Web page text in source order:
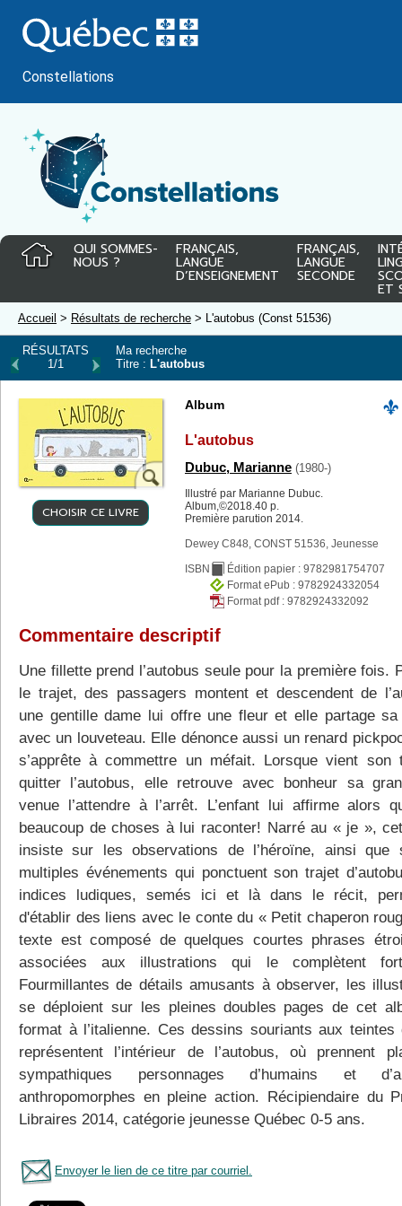
au
contenu
Constellations
QUI SOMMES-
NOUS ?
FRANÇAIS,
LANGUE
D’ENSEIGNEMENT
FRANÇAIS,
LANGUE
SECONDE
ET
Accueil > Résultats de recherche > L'autobus (Const 51536)
RÉSULTATS
1/1
Ma recherche
Titre : L'autobus
CHOISIR CE LIVRE
Album
L'autobus
Dubuc, Marianne (1980-)
Illustré par Marianne Dubuc.
Album,©2018.40 p.
Première parution 2014.
Dewey C848, CONST 51536, Jeunesse
ISBN
Édition papier : 9782981754707
Format ePub : 9782924332054
Format pdf : 9782924332092
Commentaire descriptif
Une fillette prend l’autobus seule pour la première fois.
le trajet, des passagers montent et descendent de
une gentille dame lui offre une fleur et elle partage sa
avec un louveteau. Elle dénonce aussi un renard
s’apprête à commettre un méfait. Lorsque vient son
quitter l’autobus, elle retrouve avec bonheur sa
venue l’attendre à l’arrêt. L’enfant lui affirme alors
beaucoup de choses à lui raconter! Narré au « je »,
insiste sur les observations de l’héroïne, ainsi que
multiples événements qui ponctuent son trajet
indices ludiques, semés ici et là dans le récit,
d'établir des liens avec le conte du « Petit chaperon
texte est composé de quelques courtes phrases
associées aux illustrations qui le complètent
Fourmillantes de détails amusants à observer, les
se déploient sur les pleines doubles pages de cet
format à l’italienne. Ces dessins souriants aux teintes
représentent l’intérieur de l’autobus, où prennent
sympathiques personnages d’humains et
anthropomorphes en pleine action. Récipiendaire du
Libraires 2014, catégorie jeunesse Québec 0-5 ans.
Envoyer le lien de ce titre par courriel.